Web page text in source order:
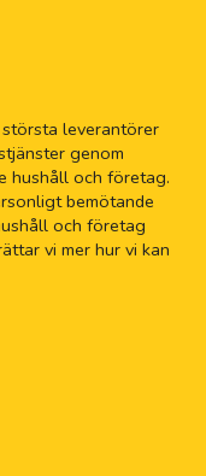
leverantörer
genom
hushåll och företag.
bemötande
och företag
vi mer hur vi kan